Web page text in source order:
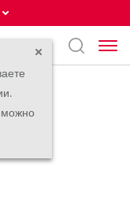
можно